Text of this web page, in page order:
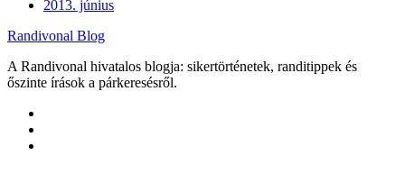
2013. június
Randivonal Blog
A Randivonal hivatalos blogja: sikertörténetek, randitippek és
őszinte írások a párkeresésről.